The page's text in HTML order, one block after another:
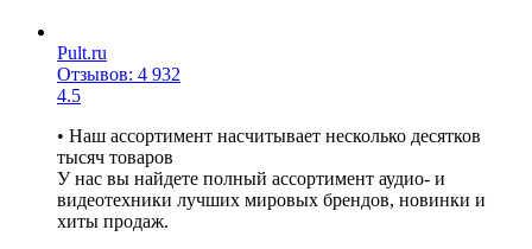
Pult.ru
Отзывов: 4 932
4.5
• Наш ассортимент насчитывает несколько десятков
тысяч товаров
У нас вы найдете полный ассортимент аудио- и
видеотехники лучших мировых брендов, новинки и
хиты продаж.